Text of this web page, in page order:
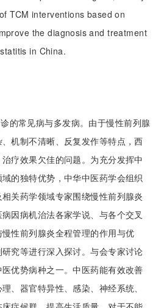
TCM interventions based on
the diagnosis and treatment
in China.
的常见病与多发病。由于慢性前列腺
机制不清晰、反复发作等特点，西
疗效果欠佳的问题。为充分发挥中
的独特优势，中华中医药学会组织
关药学领域专家围绕慢性前列腺炎
因病机治法各家学说、与各个交叉
性前列腺炎全程管理的作用与优
究等进行深入探讨。与会专家讨论
优势病种之一。中医药能有效改善
、器官特异性、感染、神经系统、